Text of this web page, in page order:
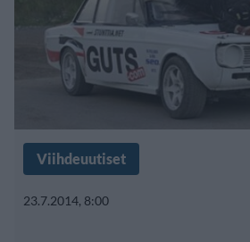
Viihdeuutiset
23.7.2014, 8:00